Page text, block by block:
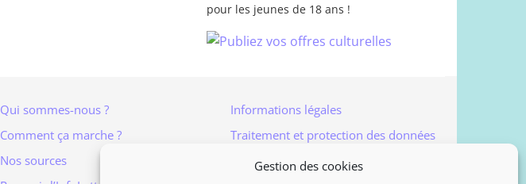
Gestion des cookies
pour les jeunes de 18 ans !
Qui sommes-nous ?
Comment ça marche ?
Nos sources
Informations légales
Traitement et protection des données
Accès à vos données personnelles